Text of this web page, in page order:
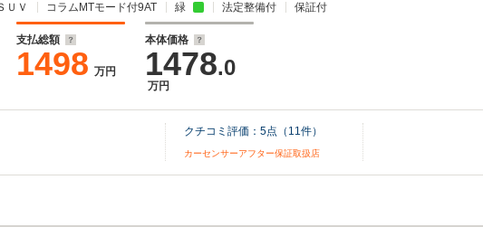
ＵＶ コラムMTモード付9AT 緑 法定整備付 保証付
支払総額
1498 万円
本体価格
1478.0
万円
クチコミ評価： 5点（ 11件）
カーセンサーアフター保証取扱店